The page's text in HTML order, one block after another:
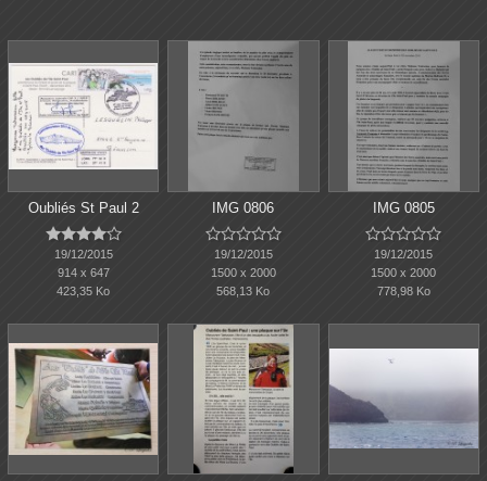
Oubliés St Paul 2

19/12/2015
914 x 647
423,35 Ko
IMG 0806

19/12/2015
1500 x 2000
568,13 Ko
IMG 0805

19/12/2015
1500 x 2000
778,98 Ko